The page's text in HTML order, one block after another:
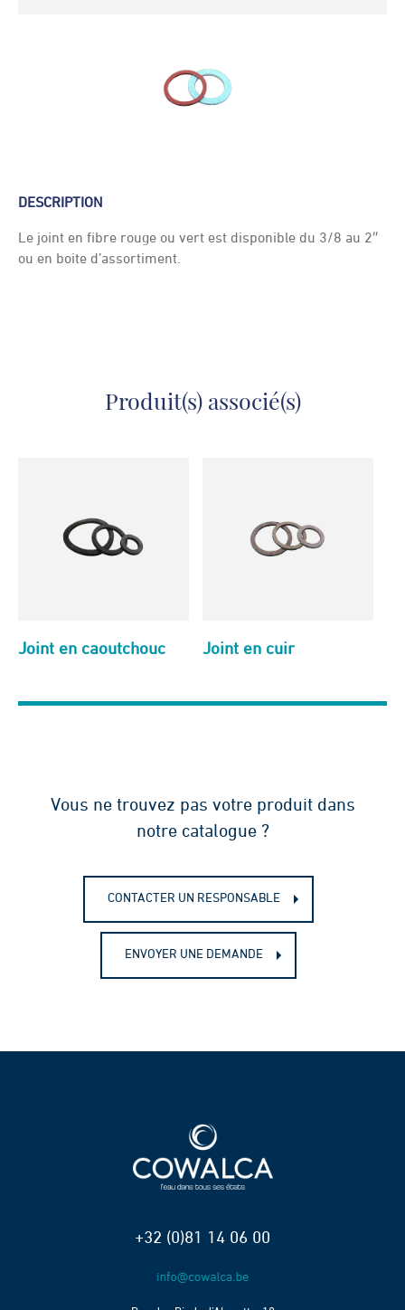
DESCRIPTION
Le joint en fibre rouge ou vert est disponible du 3/8 au 2″
ou en boite d’assortiment.
Produit(s) associé(s)
Joint en caoutchouc Joint en cuir
Vous ne trouvez pas votre produit dans
notre catalogue ?
CONTACTER UN RESPONSABLE
ENVOYER UNE DEMANDE
+32 (0)81 14 06 00